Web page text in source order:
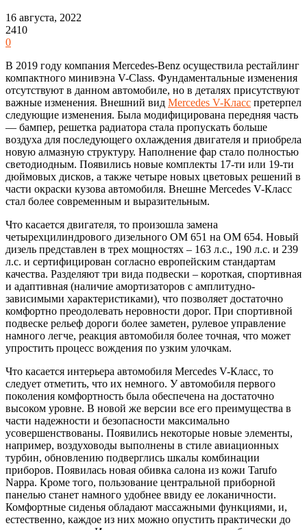
16 августа, 2022
2410
0
В 2019 году компания Mercedes-Benz осуществила рестайлинг
компактного минивэна V-Class. Фундаментальные изменения
отсутствуют в данном автомобиле, но в деталях присутствуют
важные изменения. Внешний вид Mercedes V-Класс претерпел
следующие изменения. Была модифицирована передняя часть
— бампер, решетка радиатора стала пропускать больше
воздуха для последующего охлаждения двигателя и приобрела
новую алмазную структуру. Наполнение фар стало полностью
светодиодным. Появились новые комплекты 17-ти или 19-ти
дюймовых дисков, а также четыре новых цветовых решений в
части окраски кузова автомобиля. Внешне Mercedes V-Класс
стал более современным и выразительным.
Что касается двигателя, то произошла замена
четырехцилиндрового дизельного ОМ 651 на ОМ 654. Новый
дизель представлен в трех мощностях – 163 л.с., 190 л.с. и 239
л.с. и сертифицирован согласно европейским стандартам
качества. Разделяют три вида подвески – короткая, спортивная
и адаптивная (наличие амортизаторов с амплитудно-
зависимыми характеристиками), что позволяет достаточно
комфортно преодолевать неровности дорог. При спортивной
подвеске рельеф дороги более заметен, рулевое управление
намного легче, реакция автомобиля более точная, что может
упростить процесс вождения по узким улочкам.
Что касается интерьера автомобиля Mercedes V-Класс, то
следует отметить, что их немного. У автомобиля первого
поколения комфортность была обеспечена на достаточно
высоком уровне. В новой же версии все его преимущества в
части надежности и безопасности максимально
усовершенствованы. Появились некоторые новые элементы,
например, воздуховоды выполнены в стиле авиационных
турбин, обновлению подверглись шкалы комбинации
приборов. Появилась новая обивка салона из кожи Tarufo
Nappa. Кроме того, пользование центральной приборной
панелью станет намного удобнее ввиду ее локаничности.
Комфортные сиденья обладают массажными функциями, и,
естественно, каждое из них можно опустить практически до